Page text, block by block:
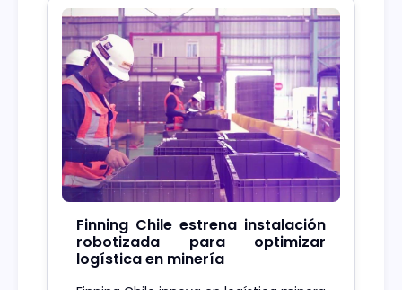
Finning Chile estrena instalación
robotizada para optimizar
logística en minería